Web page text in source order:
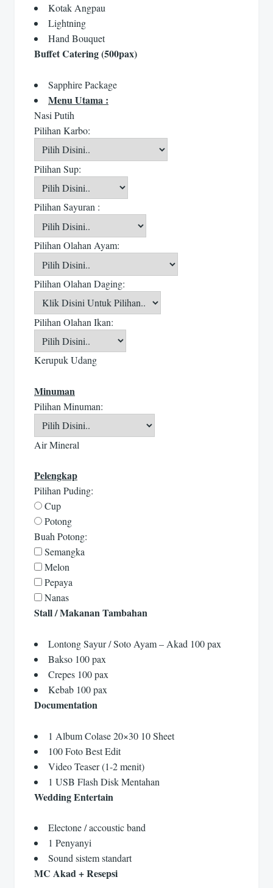
Kotak Angpau
Lightning
Hand Bouquet
Buffet Catering (500pax)
Sapphire Package
Menu Utama :
Nasi Putih
Pilihan Karbo:
Pilihan Sup:
Pilihan Sayuran :
Pilihan Olahan Ayam:
Pilihan Olahan Daging:
Pilihan Olahan Ikan:
Kerupuk Udang
Minuman
Pilihan Minuman:
Air Mineral
Pelengkap
Pilihan Puding:
Cup
Potong
Buah Potong:
Semangka
Melon
Pepaya
Nanas
Stall / Makanan Tambahan
Lontong Sayur / Soto Ayam – Akad 100 pax
Bakso 100 pax
Crepes 100 pax
Kebab 100 pax
Documentation
1 Album Colase 20×30 10 Sheet
100 Foto Best Edit
Video Teaser (1-2 menit)
1 USB Flash Disk Mentahan
Wedding Entertain
Electone / accoustic band
1 Penyanyi
Sound sistem standart
MC Akad + Resepsi